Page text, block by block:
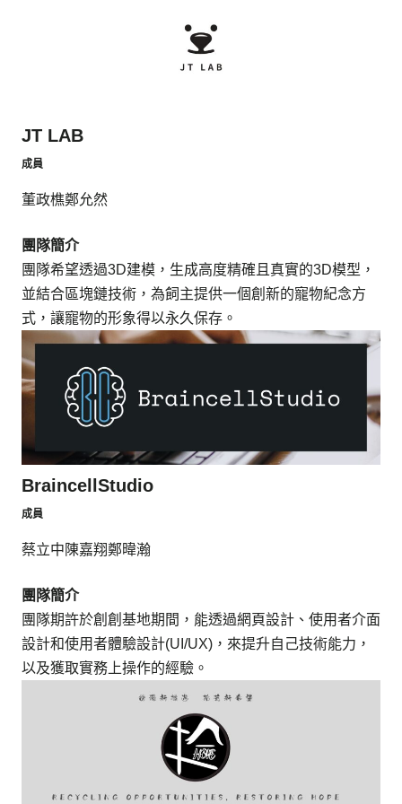
JT LAB
成員
董政樵鄭允然
團隊簡介
團隊希望透過3D建模，生成高度精確且真實的3D模型，
並結合區塊鏈技術，為飼主提供一個創新的寵物紀念方
式，讓寵物的形象得以永久保存。
BraincellStudio
成員
蔡立中 陳嘉翔鄭暐瀚
團隊簡介
團隊期許於創創基地期間，能透過網頁設計、使用者介面
設計和使用者體驗設計(UI/UX)，來提升自己技術能力，
以及獲取實務上操作的經驗。